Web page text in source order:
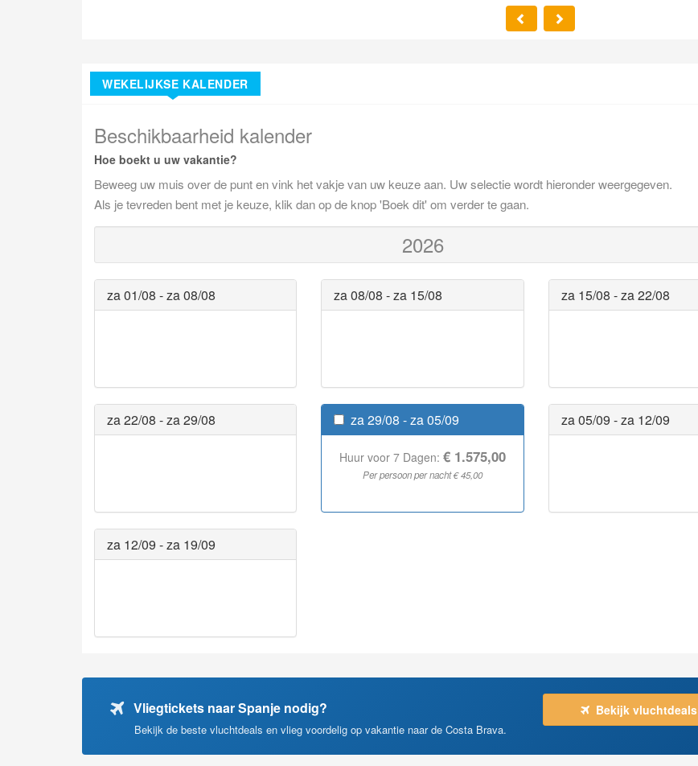
WEKELIJKSE KALENDER
Beschikbaarheid kalender
Hoe boekt u uw vakantie?
Beweeg uw muis over de punt en vink het vakje van uw keuze aan. Uw selectie wordt hieronder weergegeven.
Als je tevreden bent met je keuze, klik dan op de knop 'Boek dit' om verder te gaan.
2026
za 01/08 - za 08/08 za 08/08 - za 15/08 za 15/08 - za 22/08
za 22/08 - za 29/08 za 29/08 - za 05/09
Huur voor 7 Dagen:€ 1.575,00
Per persoon per nacht € 45,00
za 05/09 - za 12/09
za 12/09 - za 19/09
Vliegtickets naar Spanje nodig?
Bekijk de beste vluchtdeals en vlieg voordelig op vakantie naar de Costa Brava.
Bekijk vluchtdeals